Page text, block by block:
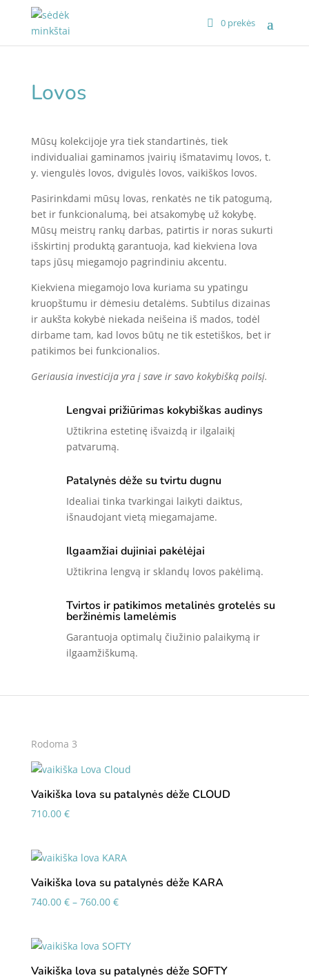
0 prekės
Lovos
Mūsų kolekcijoje yra tiek standartinės, tiek
individualiai gaminamos įvairių išmatavimų lovos, t.
y. viengulės lovos, dvigulės lovos, vaikiškos lovos.
Pasirinkdami mūsų lovas, renkatės ne tik patogumą,
bet ir funkcionalumą, bei atsakomybę už kokybę.
Mūsų meistrų rankų darbas, patirtis ir noras sukurti
išskirtinį produktą garantuoja, kad kiekviena lova
taps jūsų miegamojo pagrindiniu akcentu.
Kiekviena miegamojo lova kuriama su ypatingu
kruopštumu ir dėmesiu detalėms. Subtilus dizainas
ir aukšta kokybė niekada neišeina iš mados, todėl
dirbame tam, kad lovos būtų ne tik estetiškos, bet ir
patikimos bei funkcionalios.
Geriausia investicija yra į save ir savo kokybišką poilsį.
Lengvai prižiūrimas kokybiškas audinys
Užtikrina estetinę išvaizdą ir ilgalaikį
patvarumą.
Patalynės dėže su tvirtu dugnu
Idealiai tinka tvarkingai laikyti daiktus,
išnaudojant vietą miegamajame.
Ilgaamžiai dujiniai pakėlėjai
Užtikrina lengvą ir sklandų lovos pakėlimą.
Tvirtos ir patikimos metalinės grotelės su
beržinėmis lamelėmis
Garantuoja optimalų čiužinio palaikymą ir
ilgaamžiškumą.
Rodoma 3
Vaikiška lova su patalynės dėže CLOUD
710.00 €
Vaikiška lova su patalynės dėže KARA
740.00 € – 760.00 €Price
through
760.00 €
Vaikiška lova su patalynės dėže SOFTY